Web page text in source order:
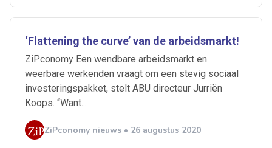
‘Flattening the curve’ van de arbeidsmarkt!
ZiPconomy Een wendbare arbeidsmarkt en
weerbare werkenden vraagt om een stevig sociaal
investeringspakket, stelt ABU directeur Jurriën
Koops. “Want...
ZiPconomy nieuws • 26 augustus 2020